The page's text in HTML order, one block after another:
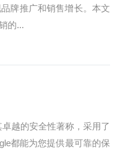
牌推广和销售增长。本文
的...
越的安全性著称，采用了
都能为您提供最可靠的保